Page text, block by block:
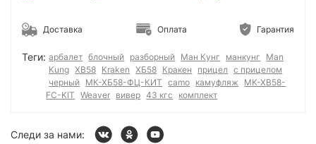
Доставка Оплата Гарантия
Теги: арбалет блочный разборный Ман Кунг манкунг
Man
Kung XB58 Kraken ХБ58 Кракен прицел
с прицелом
черный МК-ХБ58-ФЦ-КИТ camo камуфляж
MK-XB58-
FC-KIT
Weaver вивер 43 кгс комплект
Следи за нами: